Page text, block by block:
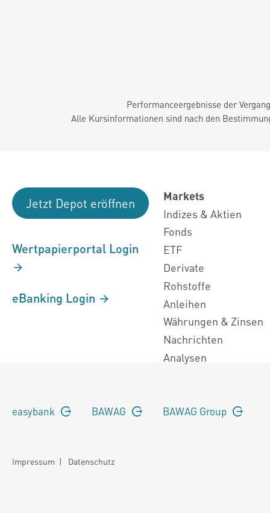
Performanceergebnisse der
Alle Kursinformationen sind nach den
Jetzt Depot eröffnen
Wertpapierportal Login
eBanking Login
Markets
Indizes & Aktien
Fonds
ETF
Derivate
Rohstoffe
Anleihen
Währungen & Zinsen
Nachrichten
Analysen
easybank BAWAG BAWAG Group
Impressum | Datenschutz